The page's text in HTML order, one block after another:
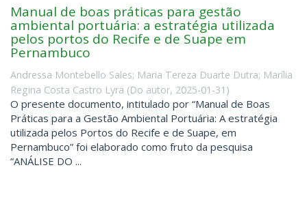
Manual de boas práticas para gestão
ambiental portuária: a estratégia utilizada
pelos portos do Recife e de Suape em
Pernambuco
Andressa Montebello Sales; Maria Tereza Duarte Dutra; Marília
Regina Costa Castro Lyra (Do autor, 2025-01-31 )
O presente documento, intitulado por “Manual de Boas
Práticas para a Gestão Ambiental Portuária: A estratégia
utilizada pelos Portos do Recife e de Suape, em
Pernambuco” foi elaborado como fruto da pesquisa
“ANÁLISE DO ...